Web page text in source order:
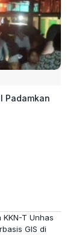
Padamkan
T Unhas
GIS di